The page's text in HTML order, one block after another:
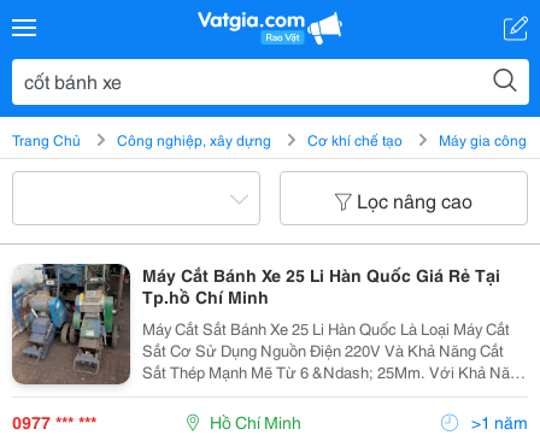
Trang Chủ Công nghiệp, xây dựng Cơ khí chế tạo Máy gia công
Lọc nâng cao
Máy Cắt Bánh Xe 25 Li Hàn Quốc Giá Rẻ Tại
Tp.hồ Chí Minh
Máy Cắt Sắt Bánh Xe 25 Li Hàn Quốc Là Loại Máy Cắt
Sắt Cơ Sử Dụng Nguồn Điện 220V Và Khả Năng Cắt
Sắt Thép Mạnh Mẽ Từ 6 &Ndash; 25Mm. Với Khả Năng
Làm Việc Bền Bỉ Ở Cường Độ Cao Máy Là Sự Thay Thế
Tuyệt Vời Cho Các Dòng Máy Cắt Sắt 3 Pha Vì Không...
0977 *** *** Hồ Chí Minh >1 năm